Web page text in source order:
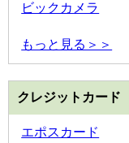
ビックカメラ
もっと見る＞＞
クレジットカード
エポスカード